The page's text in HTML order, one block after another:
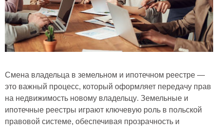
Смена владельца в земельном и ипотечном реестре —
это важный процесс, который оформляет передачу прав
на недвижимость новому владельцу. Земельные и
ипотечные реестры играют ключевую роль в польской
правовой системе, обеспечивая прозрачность и